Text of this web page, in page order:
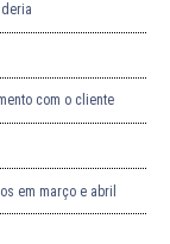
com o cliente
em março e abril